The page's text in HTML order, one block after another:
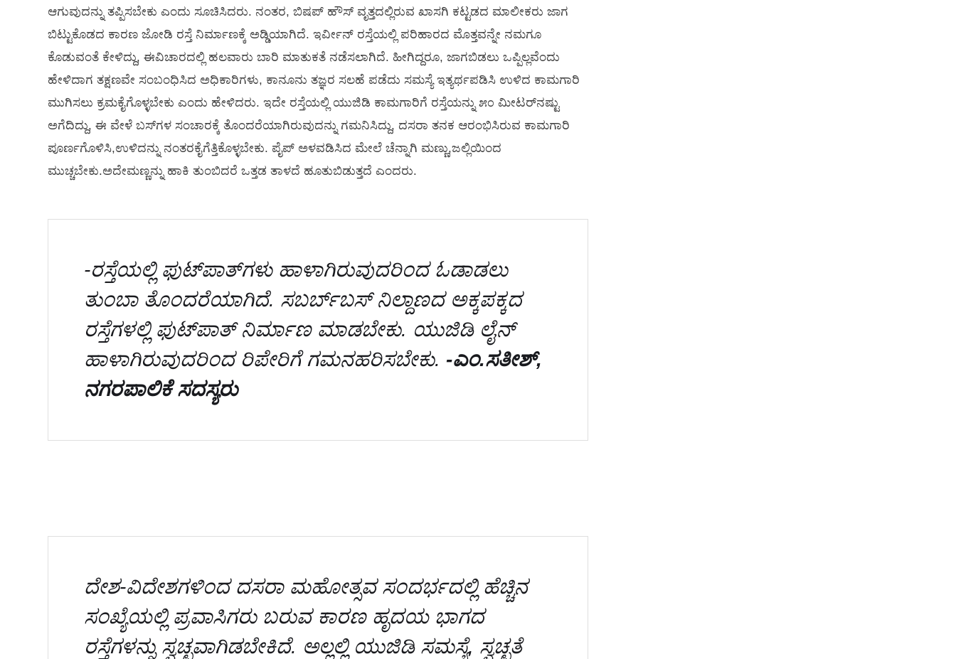
ಆಗುವುದನ್ನು ತಪ್ಪಿಸಬೇಕು ಎಂದು ಸೂಚಿಸಿದರು. ನಂತರ, ಬಿಷಪ್ ಹೌಸ್ ವೃತ್ತದಲ್ಲಿರುವ ಖಾಸಗಿ ಕಟ್ಟಡದ ಮಾಲೀಕರು ಜಾಗ
ಬಿಟ್ಟುಕೊಡದ ಕಾರಣ ಜೋಡಿ ರಸ್ತೆ ನಿರ್ಮಾಣಕ್ಕೆ ಅಡ್ಡಿಯಾಗಿದೆ. ಇರ್ವೀನ್ ರಸ್ತೆಯಲ್ಲಿ ಪರಿಹಾರದ ಮೊತ್ತವನ್ನೇ ನಮಗೂ
ಕೊಡುವಂತೆ ಕೇಳಿದ್ದು, ಈವಿಚಾರದಲ್ಲಿ ಹಲವಾರು ಬಾರಿ ಮಾತುಕತೆ ನಡೆಸಲಾಗಿದೆ. ಹೀಗಿದ್ದರೂ, ಜಾಗಬಿಡಲು ಒಪ್ಪಿಲ್ಲವೆಂದು
ಹೇಳಿದಾಗ ತಕ್ಷಣವೇ ಸಂಬಂಧಿಸಿದ ಅಧಿಕಾರಿಗಳು, ಕಾನೂನು ತಜ್ಞರ ಸಲಹೆ ಪಡೆದು ಸಮಸ್ಯೆ ಇತ್ಯರ್ಥಪಡಿಸಿ ಉಳಿದ ಕಾಮಗಾರಿ
ಮುಗಿಸಲು ಕ್ರಮಕೈಗೊಳ್ಳಬೇಕು ಎಂದು ಹೇಳಿದರು. ಇದೇ ರಸ್ತೆಯಲ್ಲಿ ಯುಜಿಡಿ ಕಾಮಗಾರಿಗೆ ರಸ್ತೆಯನ್ನು ೫೦ ಮೀಟರ್‌ನಷ್ಟು
ಅಗೆದಿದ್ದು, ಈ ವೇಳೆ ಬಸ್‌ಗಳ ಸಂಚಾರಕ್ಕೆ ತೊಂದರೆಯಾಗಿರುವುದನ್ನು ಗಮನಿಸಿದ್ದು, ದಸರಾ ತನಕ ಆರಂಭಿಸಿರುವ ಕಾಮಗಾರಿ
ಪೂರ್ಣಗೊಳಿಸಿ,ಉಳಿದನ್ನು ನಂತರಕೈಗೆತ್ತಿಕೊಳ್ಳಬೇಕು. ಪೈಪ್ ಅಳವಡಿಸಿದ ಮೇಲೆ ಚೆನ್ನಾಗಿ ಮಣ್ಣು,ಜಲ್ಲಿಯಿಂದ
ಮುಚ್ಚಬೇಕು.ಅದೇಮಣ್ಣನ್ನು ಹಾಕಿ ತುಂಬಿದರೆ ಒತ್ತಡ ತಾಳದೆ ಹೂತುಬಿಡುತ್ತದೆ ಎಂದರು.
-ರಸ್ತೆಯಲ್ಲಿ ಫುಟ್‌ಪಾತ್‌ಗಳು ಹಾಳಾಗಿರುವುದರಿಂದ ಓಡಾಡಲು
ತುಂಬಾ ತೊಂದರೆಯಾಗಿದೆ. ಸಬರ್ಬ್‌ಬಸ್ ನಿಲ್ದಾಣದ ಅಕ್ಕಪಕ್ಕದ
ರಸ್ತೆಗಳಲ್ಲಿ ಫುಟ್‌ಪಾತ್ ನಿರ್ಮಾಣ ಮಾಡಬೇಕು. ಯುಜಿಡಿ ಲೈನ್
ಹಾಳಾಗಿರುವುದರಿಂದ ರಿಪೇರಿಗೆ ಗಮನಹರಿಸಬೇಕು. -ಎಂ.ಸತೀಶ್,
ನಗರಪಾಲಿಕೆ ಸದಸ್ಯರು
ದೇಶ-ವಿದೇಶಗಳಿಂದ ದಸರಾ ಮಹೋತ್ಸವ ಸಂದರ್ಭದಲ್ಲಿ ಹೆಚ್ಚಿನ
ಸಂಖ್ಯೆಯಲ್ಲಿ ಪ್ರವಾಸಿಗರು ಬರುವ ಕಾರಣ ಹೃದಯ ಭಾಗದ
ರಸ್ತೆಗಳನ್ನು ಸ್ವಚ್ಛವಾಗಿಡಬೇಕಿದೆ. ಅಲ್ಲಲ್ಲಿ ಯುಜಿಡಿ ಸಮಸ್ಯೆ, ಸ್ವಚ್ಛತೆ